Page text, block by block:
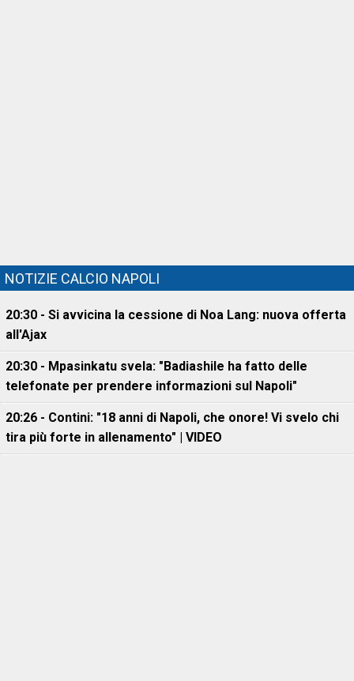
NOTIZIE CALCIO NAPOLI
20:30 - Si avvicina la cessione di Noa Lang: nuova offerta
all'Ajax
20:30 - Mpasinkatu svela: "Badiashile ha fatto delle
telefonate per prendere informazioni sul Napoli"
20:26 - Contini: "18 anni di Napoli, che onore! Vi svelo chi
tira più forte in allenamento" | VIDEO